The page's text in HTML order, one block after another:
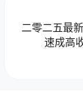
二零二五最
速成高